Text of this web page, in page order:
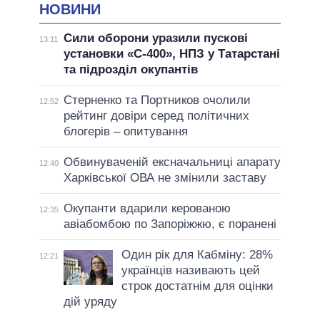
НОВИНИ
13:11
Сили оборони уразили пускові
установки «С-400», НПЗ у Татарстані
та підрозділ окупантів
12:52
Стерненко та Портников очолили
рейтинг довіри серед політичних
блогерів – опитування
12:40 Обвинуваченій ексначальниці апарату
Харківської ОВА не змінили заставу
12:35 Окупанти вдарили керованою
авіабомбою по Запоріжжю, є поранені
12:21
Один рік для Кабміну: 28%
українців називають цей
строк достатнім для оцінки
дій уряду